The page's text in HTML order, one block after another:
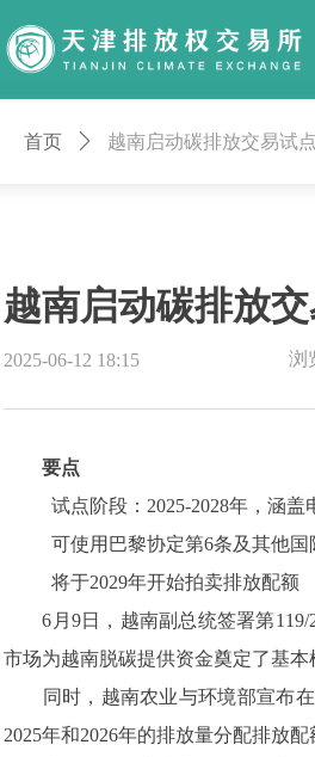
越南启动碳排放
要点
试点阶段：2025-2028年，涵
可使用巴黎协定第6条及其他
将于2029年开始拍卖排放配额
6月9日，越南副总统签署第119/
市场为越南脱碳提供资金奠定了基本
同时，越南农业与环境部宣布在
2025年和2026年的排放量分配排放
2025-06-12 18:15 浏
首页 ꄲ 越南启动碳排放交易试